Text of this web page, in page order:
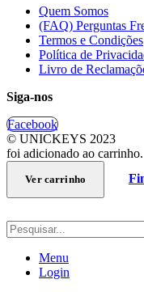
Quem Somos
(FAQ) Perguntas
Termos e Condições
Política de
Livro de
Siga-nos
Facebook
© UNICKEYS 2023
foi adicionado ao carrinho.
Ver carrinho
Menu
Login